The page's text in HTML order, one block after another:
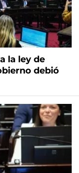
la ley de
debió